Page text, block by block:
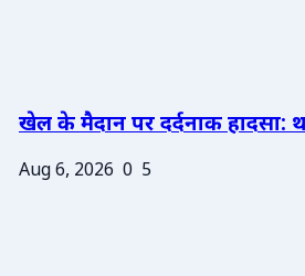
खेल के मैदान पर दर्दनाक हादसा:
Aug 6, 2026 0 5